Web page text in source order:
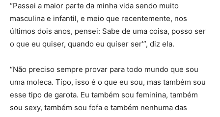
“Passei a maior parte da minha vida sendo muito
masculina e infantil, e meio que recentemente, nos
últimos dois anos, pensei: Sabe de uma coisa, posso ser
o que eu quiser, quando eu quiser ser’”, diz ela.
“Não preciso sempre provar para todo mundo que sou
uma moleca. Tipo, isso é o que eu sou, mas também sou
esse tipo de garota. Eu também sou feminina, também
sou sexy, também sou fofa e também nenhuma das